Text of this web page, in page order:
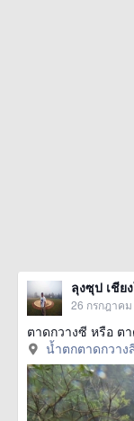
ลุงซุป เชีย
26 กรกฎาค
ตาดกวางซี หรือ ต
น้ำตกตาดกวาง